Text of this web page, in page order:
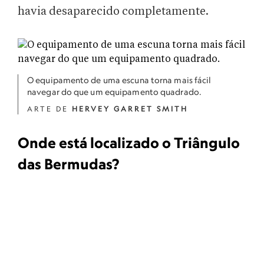
havia desaparecido completamente.
O equipamento de uma escuna torna mais fácil
navegar do que um equipamento quadrado.
ARTE DE HERVEY GARRET SMITH
Onde está localizado o Triângulo
das Bermudas?